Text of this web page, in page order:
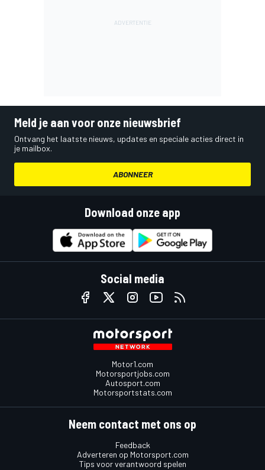
Meld je aan voor onze nieuwsbrief
Ontvang het laatste nieuws, updates en speciale acties direct in
je mailbox.
ABONNEER
Download onze app
Social media
Motor1.com
Motorsportjobs.com
Autosport.com
Motorsportstats.com
Neem contact met ons op
Feedback
Adverteren op Motorsport.com
Tips voor verantwoord spelen